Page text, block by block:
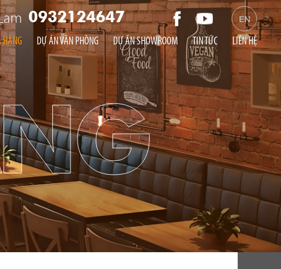
0932124647 EN
HÀNG DỰ ÁN VĂN PHÒNG DỰ ÁN SHOWROOM TIN TỨC LIÊN HỆ